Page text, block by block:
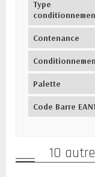
Type
Contenance
Palette
Code Barre
10